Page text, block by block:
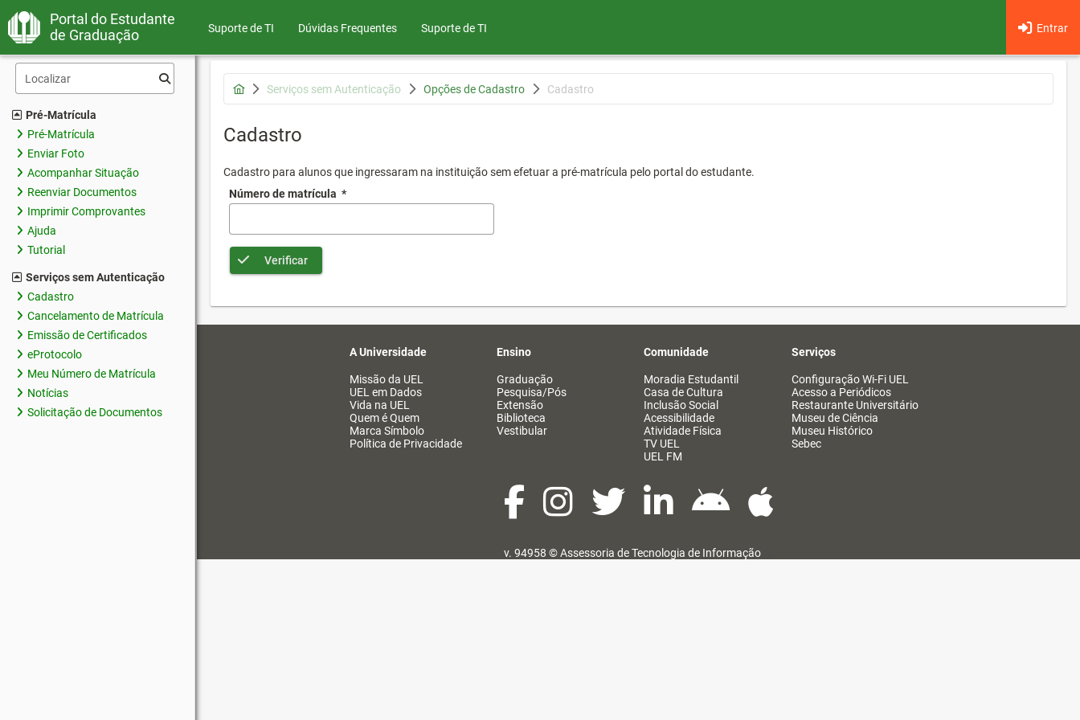
Portal do Estudante
de Graduação
Suporte de TI Dúvidas Frequentes Entrar
Suporte de TI
Pré-Matrícula
Pré-Matrícula
Enviar Foto
Acompanhar Situação
Reenviar Documentos
Imprimir Comprovantes
Ajuda
Tutorial
Serviços sem Autenticação
Cadastro
Cancelamento de Matrícula
Emissão de Certificados
eProtocolo
Meu Número de Matrícula
Notícias
Solicitação de Documentos
Serviços sem Autenticação Opções de Cadastro Cadastro
Cadastro
Cadastro para alunos que ingressaram na instituição sem efetuar a pré-matrícula pelo portal do estudante.
Número de matrícula *
Verificar
A Universidade
Missão da UEL
UEL em Dados
Vida na UEL
Quem é Quem
Marca Símbolo
Política de Privacidade
Ensino
Graduação
Pesquisa/Pós
Extensão
Biblioteca
Vestibular
Comunidade
Moradia Estudantil
Casa de Cultura
Inclusão Social
Acessibilidade
Atividade Física
TV UEL
UEL FM
Serviços
Configuração Wi-Fi UEL
Acesso a Periódicos
Restaurante Universitário
Museu de Ciência
Museu Histórico
Sebec
v. 94958 ©Assessoria de Tecnologia de Informação